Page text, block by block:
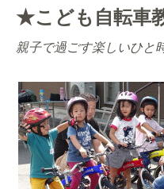
★こども自転車
親子で過ごす楽しいひと